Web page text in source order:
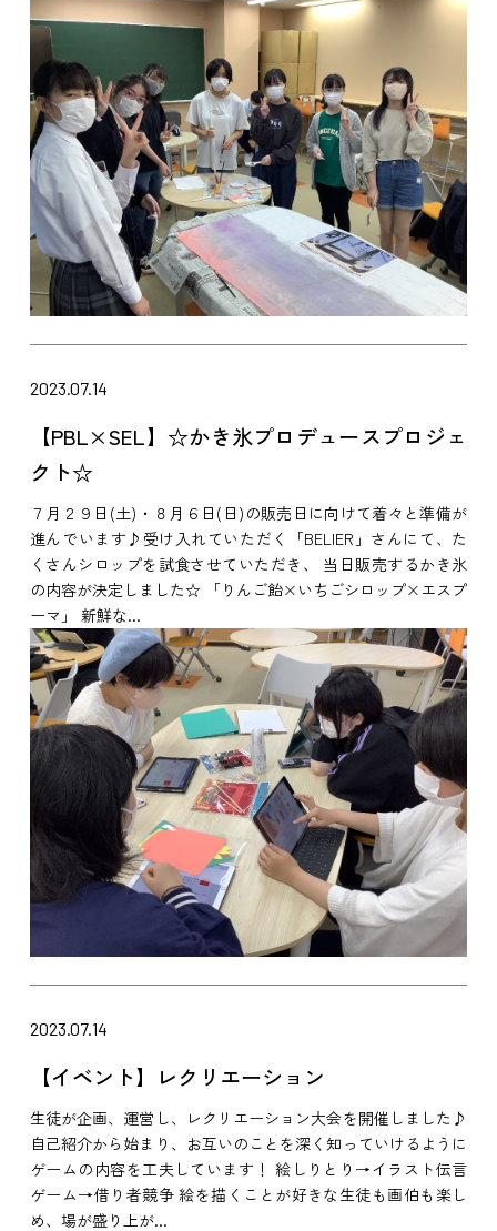
2023.07.14
【PBL×SEL】☆かき氷プロデュースプロジェ
クト☆
７月２９日(土)・８月６日(日)の販売日に向けて着々と準備が
進んでいます♪受け入れていただく「BELIER」さんにて、た
くさんシロップを試食させていただき、 当日販売するかき氷
の内容が決定しました☆ 「りんご飴×いちごシロップ×エスプ
ーマ」 新鮮な...
2023.07.14
【イベント】レクリエーション
生徒が企画、運営し、レクリエーション大会を開催しました♪
自己紹介から始まり、お互いのことを深く知っていけるように
ゲームの内容を工夫しています！ 絵しりとり→イラスト伝言
ゲーム→借り者競争 絵を描くことが好きな生徒も画伯も楽し
め、場が盛り上が...